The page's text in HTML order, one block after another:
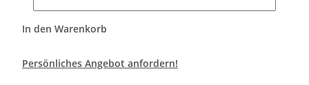
In den Warenkorb
Persönliches Angebot anfordern!